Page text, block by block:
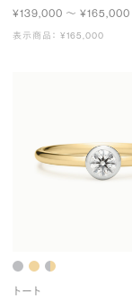
¥139,000 〜 ¥165,000
表示商品： ¥165,000
トート